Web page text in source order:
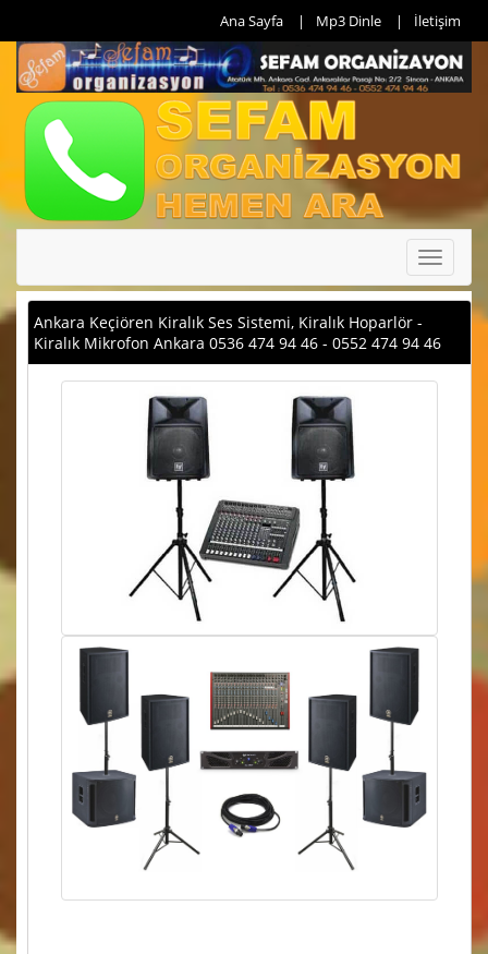
Ana Sayfa Mp3 Dinle İletişim
Toggle
Ankara Keçiören Kiralık Ses Sistemi, Kiralık Hoparlör -
Kiralık Mikrofon Ankara 0536 474 94 46 - 0552 474 94 46